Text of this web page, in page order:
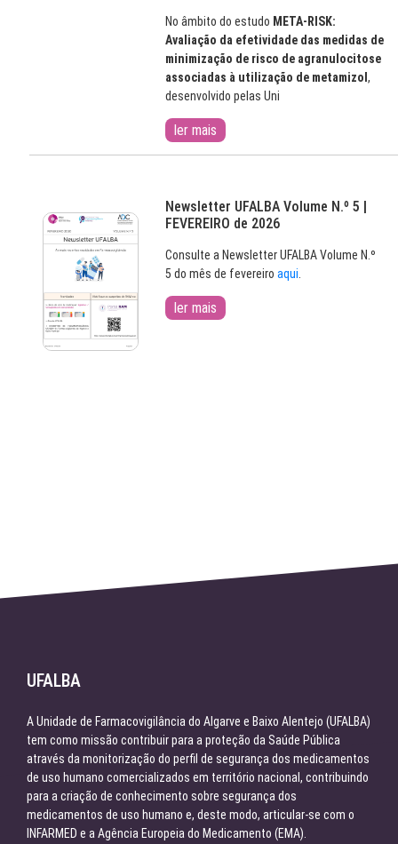
No âmbito do estudo META-RISK:
Avaliação da efetividade das medidas de
minimização de risco de agranulocitose
associadas à utilização de metamizol,
desenvolvido pelas Uni
ler mais
Newsletter UFALBA Volume N.º 5 |
FEVEREIRO de 2026
Consulte a Newsletter UFALBA Volume N.º
5 do mês de fevereiroaqui.
ler mais
UFALBA
A Unidade de Farmacovigilância do Algarve e Baixo Alentejo (UFALBA)
tem como missão contribuir para a proteção da Saúde Pública
através da monitorização do perfil de segurança dos medicamentos
de uso humano comercializados em território nacional, contribuindo
para a criação de conhecimento sobre segurança dos
medicamentos de uso humano e, deste modo, articular-se com o
INFARMED e a Agência Europeia do Medicamento (EMA).